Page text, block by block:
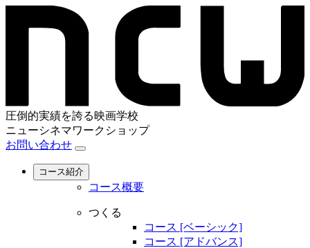
圧倒的実績を誇る映画学校
ニューシネマワークショップ
お問い合わせ
コース紹介
コース概要
つくる
コース [ベーシック]
コース [アドバンス]